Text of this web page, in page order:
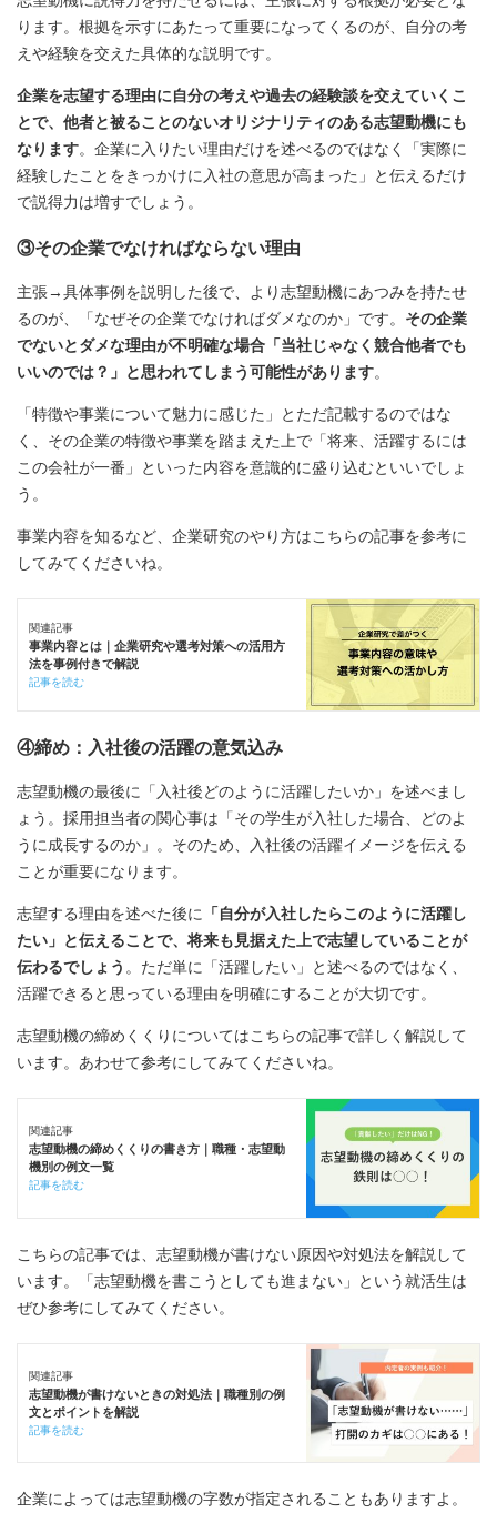
ります。根拠を示すにあたって重要になってくるのが、自分の考
えや経験を交えた具体的な説明です。
企業を志望する理由に自分の考えや過去の経験談を交えていくこ
とで、他者と被ることのないオリジナリティのある志望動機にも
なります。企業に入りたい理由だけを述べるのではなく「実際に
経験したことをきっかけに入社の意思が高まった」と伝えるだけ
で説得力は増すでしょう。
③その企業でなければならない理由
主張→具体事例を説明した後で、より志望動機にあつみを持たせ
るのが、「なぜその企業でなければダメなのか」です。 その企業
でないとダメな理由が不明確な場合「当社じゃなく競合他者でも
いいのでは？」と思われてしまう可能性があります。
「特徴や事業について魅力に感じた」とただ記載するのではな
く、その企業の特徴や事業を踏まえた上で「将来、活躍するには
この会社が一番」といった内容を意識的に盛り込むといいでしょ
う。
事業内容を知るなど、企業研究のやり方はこちらの記事を参考に
してみてくださいね。
関連記事
事業内容とは｜企業研究や選考対策への活用方
法を事例付きで解説
記事を読む
④締め：入社後の活躍の意気込み
志望動機の最後に「入社後どのように活躍したいか」を述べまし
ょう。採用担当者の関心事は「その学生が入社した場合、どのよ
うに成長するのか」。そのため、入社後の活躍イメージを伝える
ことが重要になります。
志望する理由を述べた後に
「自分が入社したらこのように活躍し
たい」と伝えることで、将来も見据えた上で志望していることが
伝わるでしょう 。ただ単に「活躍したい」と述べるのではなく、
活躍できると思っている理由を明確にすることが大切です。
志望動機の締めくくりについてはこちらの記事で詳しく解説して
います。あわせて参考にしてみてくださいね。
関連記事
志望動機の締めくくりの書き方｜職種・志望動
機別の例文一覧
記事を読む
こちらの記事では、志望動機が書けない原因や対処法を解説して
います。「志望動機を書こうとしても進まない」という就活生は
ぜひ参考にしてみてください。
関連記事
志望動機が書けないときの対処法｜職種別の例
文とポイントを解説
記事を読む
企業によっては志望動機の字数が指定されることもありますよ。